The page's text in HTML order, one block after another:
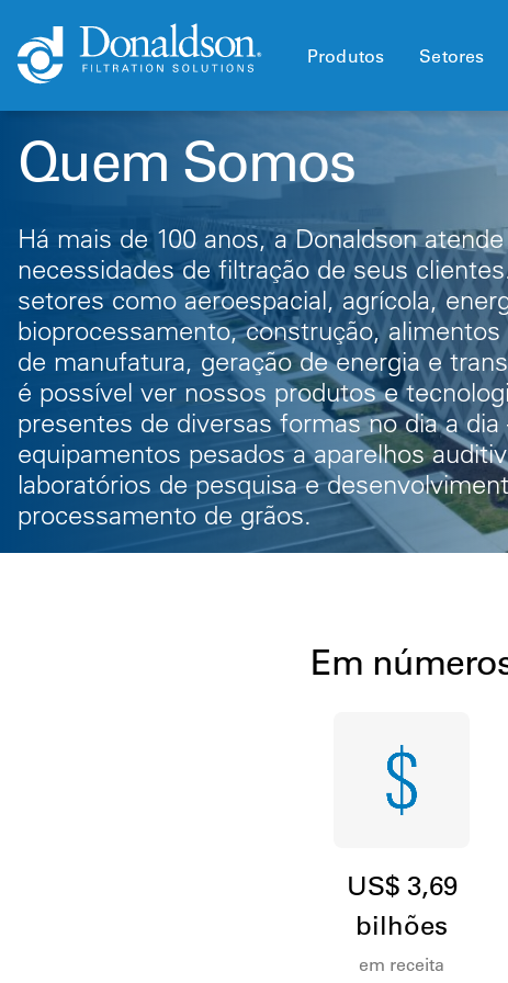
Produtos Setores
Quem Somos
Há mais de 100 anos, a Donaldson
necessidades de filtração de seus
setores como aeroespacial, agrícola,
bioprocessamento, construção,
de manufatura, geração de energia e
é possível ver nossos produtos e
presentes de diversas formas no dia a
equipamentos pesados a aparelhos
laboratórios de pesquisa e
processamento de grãos.
Em
US$ 3,69
bilhões
em receita